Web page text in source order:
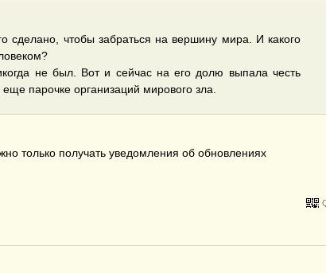
чтобы забраться на вершину мира. И какого
не был. Вот и сейчас на его долю выпала честь
парочке организаций мирового зла.
только получать уведомления об обновлениях